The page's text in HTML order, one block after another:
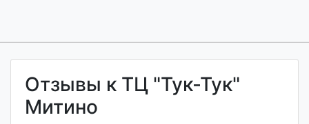
Отзывы к ТЦ "Тук-Тук"
Митино